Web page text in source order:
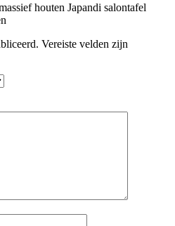
houten Japandi salontafel
Vereiste velden zijn